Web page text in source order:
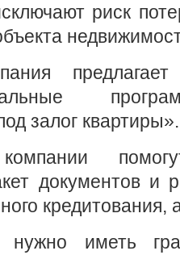
риск
залог квартиры».
документов и
кредитования,